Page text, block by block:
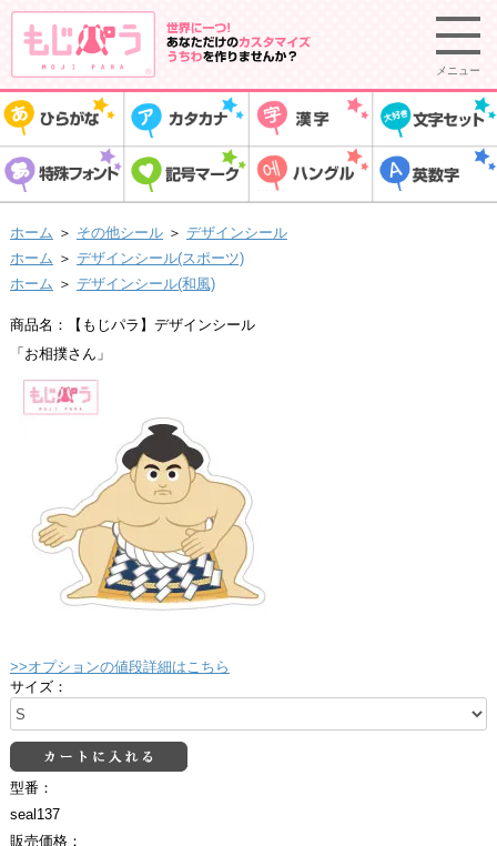
メニュー
ホーム ＞ その他シール ＞ デザインシール
ホーム ＞ デザインシール(スポーツ)
ホーム ＞ デザインシール(和風)
商品名：【もじパラ】デザインシール
「お相撲さん」
>>オプションの値段詳細はこちら
サイズ：
型番：
seal137
販売価格：